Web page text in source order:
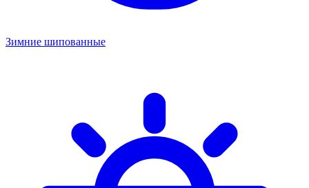
Зимние шипованные